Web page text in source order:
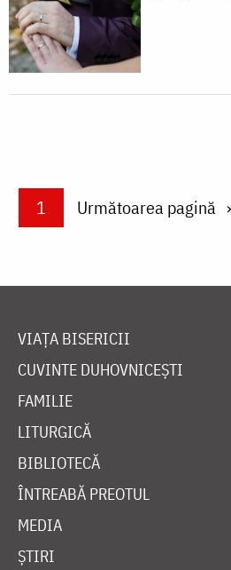
PaginareCurrent page
1 Next page
Următoarea pagină
VIAȚA BISERICII
CUVINTE DUHOVNICEȘTI
FAMILIE
LITURGICĂ
BIBLIOTECĂ
ÎNTREABĂ PREOTUL
MEDIA
ȘTIRI